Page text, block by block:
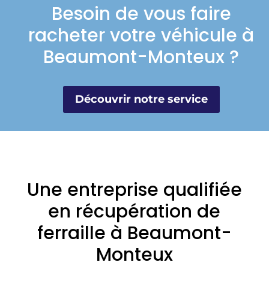
Besoin de vous faire
racheter votre véhicule à
Beaumont-Monteux ?
Découvrir notre service
Une entreprise qualifiée
en récupération de
ferraille à Beaumont-
Monteux